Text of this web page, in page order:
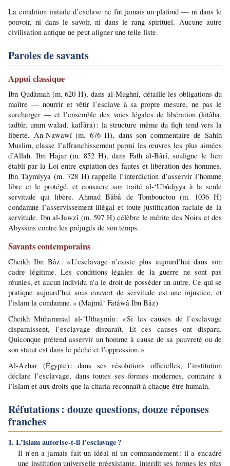
La condition initiale d’esclave ne fut jamais un plafond — ni dans le
pouvoir, ni dans le savoir, ni dans le rang spirituel. Aucune autre
civilisation antique ne peut aligner une telle liste.
Paroles de savants
Appui classique
Ibn Qudâmah (m. 620 H), dans al-Mughnî, détaille les obligations du
maître — nourrir et vêtir l’esclave à sa propre mesure, ne pas le
surcharger — et l’ensemble des voies légales de libération (kitâba,
tadbîr, umm walad, kaffâra) : la structure même du fiqh tend vers la
liberté. An-Nawawî (m. 676 H), dans son commentaire de Sahih
Muslim, classe l’affranchissement parmi les œuvres les plus aimées
d’Allah. Ibn Hajar (m. 852 H), dans Fath al-Bârî, souligne le lien
établi par la Loi entre expiation des fautes et libération des hommes.
Ibn Taymiyya (m. 728 H) rappelle l’interdiction d’asservir l’homme
libre et le protégé, et consacre son traité al-‘Ubûdiyya à la seule
servitude qui libère. Ahmad Bâbâ de Tombouctou (m. 1036 H)
condamne l’asservissement illégal et toute justification raciale de la
servitude. Ibn al-Jawzî (m. 597 H) célèbre le mérite des Noirs et des
Abyssins contre les préjugés de son temps.
Savants contemporains
Cheikh Ibn Bâz : « L’esclavage n’existe plus aujourd’hui dans son
cadre légitime. Les conditions légales de la guerre ne sont pas
réunies, et aucun individu n’a le droit de posséder un autre. Ce qui se
pratique aujourd’hui sous couvert de servitude est une injustice, et
l’islam la condamne. » (Majmû‘ Fatâwâ Ibn Bâz)
Cheikh Muhammad al-‘Uthaymîn : « Si les causes de l’esclavage
disparaissent, l’esclavage disparaît. Et ces causes ont disparu.
Quiconque prétend asservir un homme à cause de sa pauvreté ou de
son statut est dans le péché et l’oppression. »
Al-Azhar (Égypte) : dans ses résolutions officielles, l’institution
déclare l’esclavage, dans toutes ses formes modernes, contraire à
l’islam et aux droits que la charia reconnaît à chaque être humain.
Réfutations : douze questions, douze réponses
franches
1. L’islam autorise-t-il l’esclavage ?
Il n’en a jamais fait un idéal ni un commandement : il a encadré
une institution universelle préexistante, interdit ses formes les plus